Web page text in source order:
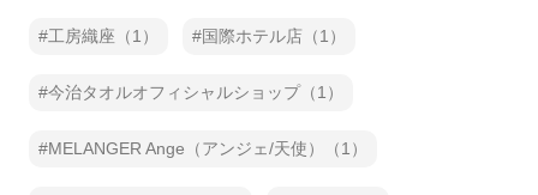
工房織座（1） 国際ホテル店（1）
今治タオルオフィシャルショップ（1）
MELANGER Ange（アンジェ/天使）（1）